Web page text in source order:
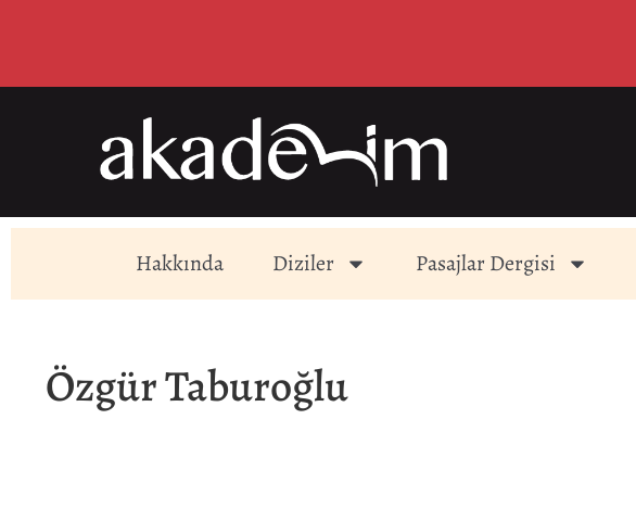
Hakkında Diziler Pasajlar Dergisi
Özgür Taburoğlu